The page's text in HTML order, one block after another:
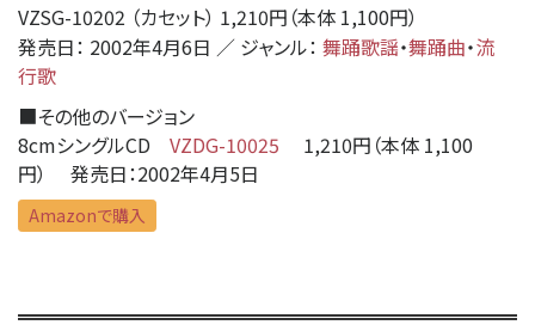
VZSG-10202 （カセット） 1,210円（本体 1,100円）
発売日： 2002年4月6日 ／ ジャンル： 舞踊歌謡・舞踊曲・流
行歌
■その他のバージョン
8cmシングルCD VZDG-10025 1,210円（本体 1,100
円） 発売日：2002年4月5日
Amazonで購入